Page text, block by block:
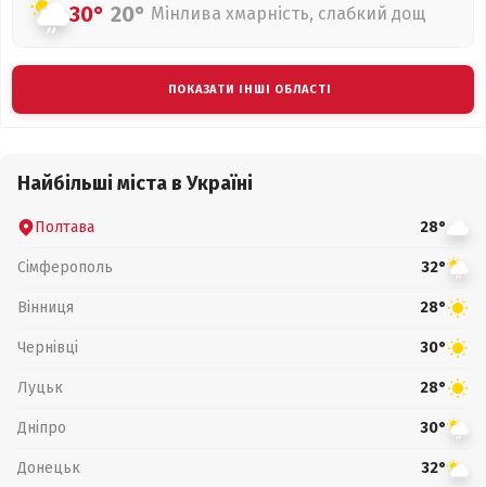
30° 20° Мінлива хмарність, слабкий дощ
ПОКАЗАТИ ІНШІ ОБЛАСТІ
Найбільші міста в Україні
Полтава 28°
Сімферополь 32°
Вінниця 28°
Чернівці 30°
Луцьк 28°
Дніпро 30°
Донецьк 32°